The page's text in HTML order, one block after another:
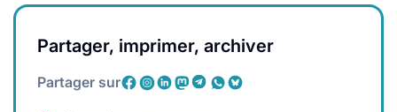
Partager, imprimer, archiver
Partager sur